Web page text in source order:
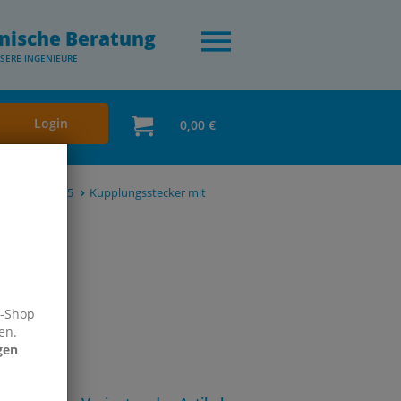
Beratung
INGENIEURE
Login 0,00 €
NW 5,5
Kupplungsstecker mit